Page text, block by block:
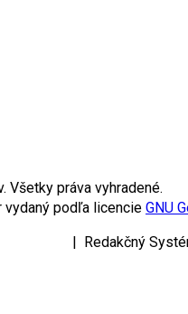
práva vyhradené.
podľa licencie GNU
| Redakčný